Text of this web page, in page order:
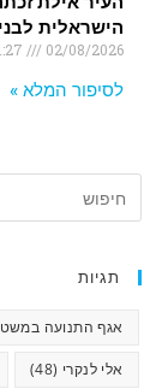
הישראלית
02/08/2026
לסיפור המלא »
תגיות
אגף התנועה
אלי לנקרי (48)